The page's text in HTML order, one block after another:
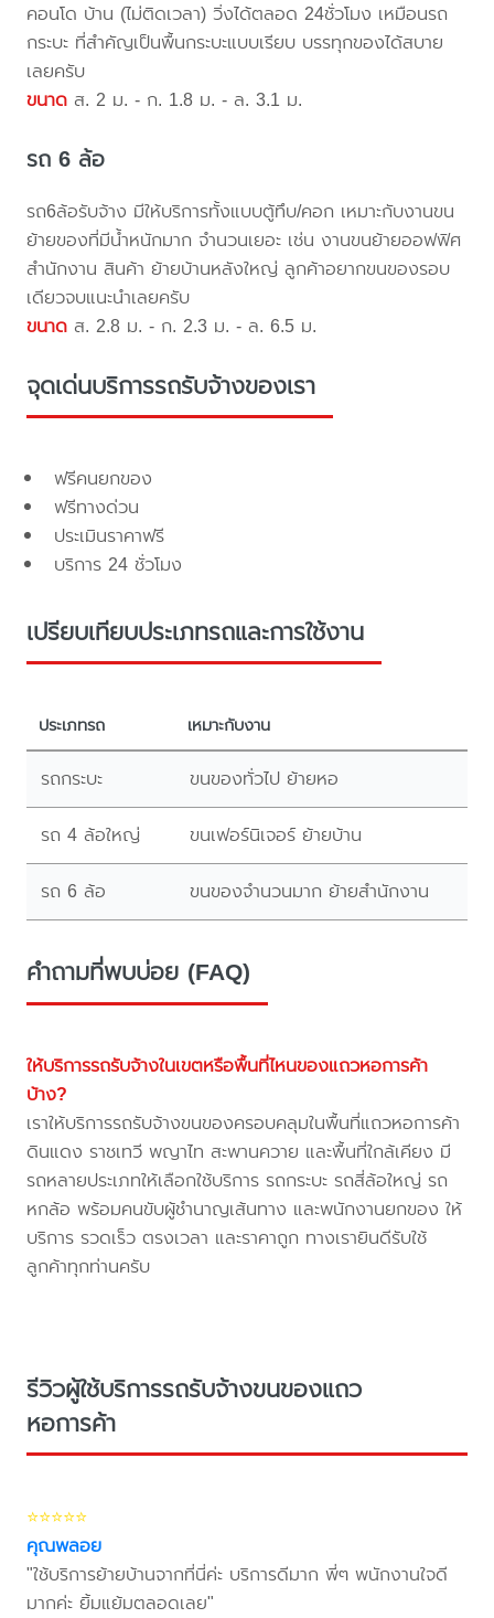
คอนโด บ้าน (ไม่ติดเวลา) วิ่งได้ตลอด 24ชั่วโมง เหมือนรถ
กระบะ ที่สำคัญเป็นพื้นกระบะแบบเรียบ บรรทุกของได้สบาย
เลยครับ
ขนาด ส. 2 ม. - ก. 1.8 ม. - ล. 3.1 ม.
รถ 6 ล้อ
รถ6ล้อรับจ้าง มีให้บริการทั้งแบบตู้ทึบ/คอก เหมาะกับงานขน
ย้ายของที่มีน้ำหนักมาก จำนวนเยอะ เช่น งานขนย้ายออฟฟิศ
สำนักงาน สินค้า ย้ายบ้านหลังใหญ่ ลูกค้าอยากขนของรอบ
เดียวจบแนะนำเลยครับ
ขนาด ส. 2.8 ม. - ก. 2.3 ม. - ล. 6.5 ม.
จุดเด่นบริการรถรับจ้างของเรา
ฟรีคนยกของ
ฟรีทางด่วน
ประเมินราคาฟรี
บริการ 24 ชั่วโมง
เปรียบเทียบประเภทรถและการใช้งาน
ประเภทรถ เหมาะกับงาน
รถกระบะ ขนของทั่วไป ย้ายหอ
รถ 4 ล้อใหญ่ ขนเฟอร์นิเจอร์ ย้ายบ้าน
รถ 6 ล้อ ขนของจำนวนมาก ย้ายสำนักงาน
คำถามที่พบบ่อย (FAQ)
ให้บริการรถรับจ้างในเขตหรือพื้นที่ไหนของแถวหอการค้า
บ้าง?
เราให้บริการรถรับจ้างขนของครอบคลุมในพื้นที่แถวหอการค้า
ดินแดง ราชเทวี พญาไท สะพานควาย และพื้นที่ใกล้เคียง มี
รถหลายประเภทให้เลือกใช้บริการ รถกระบะ รถสี่ล้อใหญ่ รถ
หกล้อ พร้อมคนขับผู้ชำนาญเส้นทาง และพนักงานยกของ ให้
บริการ รวดเร็ว ตรงเวลา และราคาถูก ทางเรายินดีรับใช้
ลูกค้าทุกท่านครับ
รีวิวผู้ใช้บริการรถรับจ้างขนของแถว
หอการค้า
⭐⭐⭐⭐⭐
คุณพลอย
"ใช้บริการย้ายบ้านจากที่นี่ค่ะ บริการดีมาก พี่ๆ พนักงานใจดี
มากค่ะ ยิ้มแย้มตลอดเลย"